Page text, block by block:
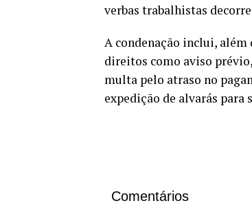
verbas trabalhistas
A condenação inclui, além
direitos como aviso
multa pelo atraso no
expedição de alvarás para
Comentários